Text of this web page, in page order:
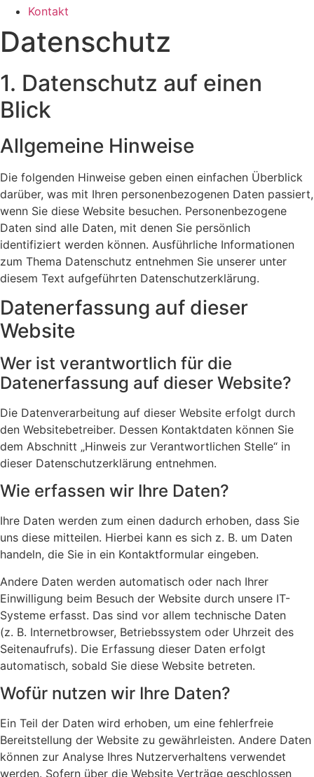
Kontakt
Datenschutz
1. Datenschutz auf einen
Blick
Allgemeine Hinweise
Die folgenden Hinweise geben einen einfachen Überblick
darüber, was mit Ihren personenbezogenen Daten passiert,
wenn Sie diese Website besuchen. Personenbezogene
Daten sind alle Daten, mit denen Sie persönlich
identifiziert werden können. Ausführliche Informationen
zum Thema Datenschutz entnehmen Sie unserer unter
diesem Text aufgeführten Datenschutzerklärung.
Datenerfassung auf dieser
Website
Wer ist verantwortlich für die
Datenerfassung auf dieser Website?
Die Datenverarbeitung auf dieser Website erfolgt durch
den Websitebetreiber. Dessen Kontaktdaten können Sie
dem Abschnitt „Hinweis zur Verantwortlichen Stelle“ in
dieser Datenschutzerklärung entnehmen.
Wie erfassen wir Ihre Daten?
Ihre Daten werden zum einen dadurch erhoben, dass Sie
uns diese mitteilen. Hierbei kann es sich z. B. um Daten
handeln, die Sie in ein Kontaktformular eingeben.
Andere Daten werden automatisch oder nach Ihrer
Einwilligung beim Besuch der Website durch unsere IT-
Systeme erfasst. Das sind vor allem technische Daten
(z. B. Internetbrowser, Betriebssystem oder Uhrzeit des
Seitenaufrufs). Die Erfassung dieser Daten erfolgt
automatisch, sobald Sie diese Website betreten.
Wofür nutzen wir Ihre Daten?
Ein Teil der Daten wird erhoben, um eine fehlerfreie
Bereitstellung der Website zu gewährleisten. Andere Daten
können zur Analyse Ihres Nutzerverhaltens verwendet
werden. Sofern über die Website Verträge geschlossen